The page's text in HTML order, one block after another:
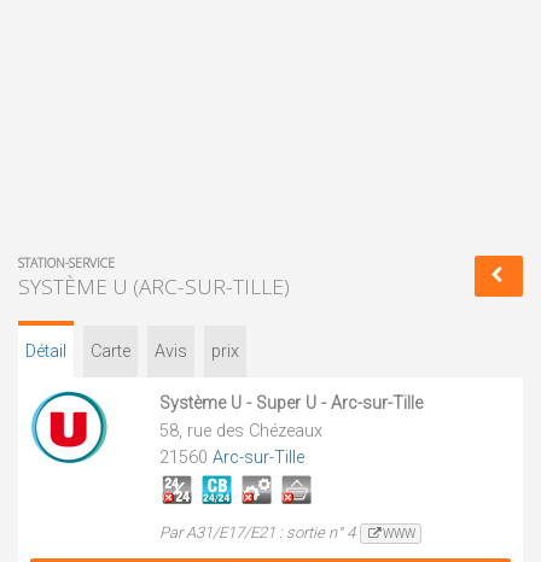
STATION-SERVICE
SYSTÈME U (ARC-SUR-TILLE)
Détail Carte Avis prix
Système U - Super U - Arc-sur-Tille
58, rue des Chézeaux
21560 Arc-sur-Tille
Par A31/E17/E21 : sortie n° 4 WWW